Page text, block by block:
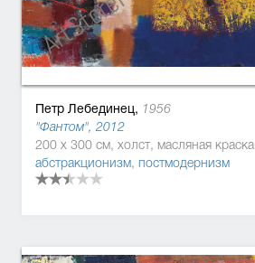
Петр Лебединец, 1956
"Фантом", 2012
200 x 300 см, холст, масляная краска
абстракционизм, постмодернизм